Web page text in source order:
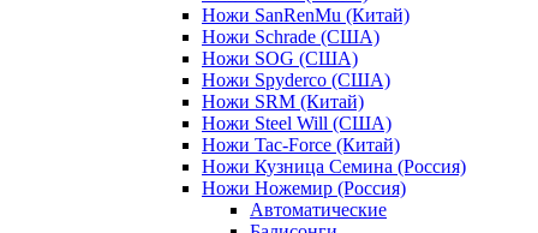
Ножи SanRenMu (Китай)
Ножи Schrade (США)
Ножи SOG (США)
Ножи Spyderco (США)
Ножи SRM (Китай)
Ножи Steel Will (США)
Ножи Tac-Force (Китай)
Ножи Кузница Семина (Россия)
Ножи Ножемир (Россия)
Автоматические